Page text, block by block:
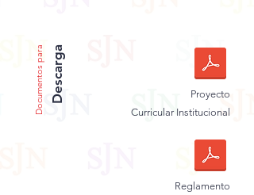
Documentos paraDescarga
Proyecto
Curricular Institucional
Reglamento